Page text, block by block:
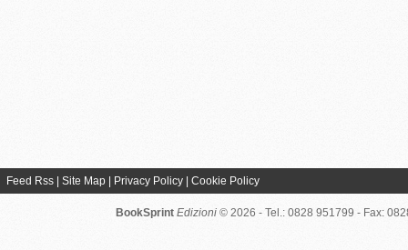
Feed Rss Site Map Privacy Policy Cookie Policy
BookSprint Edizioni © 2026 - Tel.: 0828 951799 - Fax: